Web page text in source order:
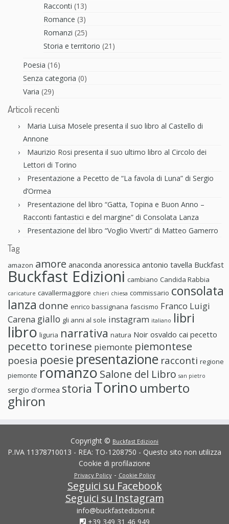
Racconti (13)
Romance (3)
Romanzi (25)
Storia e territorio (21)
Poesia (16)
Senza categoria (0)
Varia (29)
Articoli recenti
Maria Luisa Mosele presenta il suo libro al Castello di
Annone
Maurizio Rosi presenta il suo ultimo libro al Circolo dei
Lettori di Torino
Presentazione a Pecetto de “La favola di Luna” di Sergio
d’Ormea
Presentazione del libro “Gatta, Topina e Buon Anno –
Racconti fantastici e del margine” di Consolata Lanza
Presentazione del libro “Voglio Viverti” di Matteo Gamerro
Tag
amazon amore anaconda anoressica antonio tavella Buckfast
Buckfast Edizioni cambiano Candida Rabbia
caricature cavallermaggiore chieri chiesa commissario consolata
lanza donne enrico bassignana fascismo Franco Luigi
Carena giallo gli anni al sole instagram italiano libri
libro liguria narrativa natura Noir osvaldo cai pecetto
pecetto torinese piemonte piemontese
poesia poesie presentazione racconti regione
piemonte romanzo Salone del Libro san pietro
sergio d'ormea storia Torino umberto
ghiron
Copyright © Buckfast Edizioni
P.IVA 11378710013 - REA: TO-1208750 - Questo sito non utilizza
Cookie di profilazione
Privacy Policy- Cookie Policy
Seguici su Facebook
Seguici su Instagram
info@buckfastedizioni.it
+39 349 31 46 949